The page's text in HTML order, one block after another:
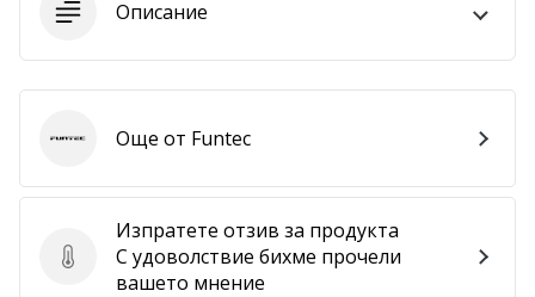
Описание
Изпратете отзив за продукта
Изпратете отзив за продукта
С удоволствие бихме прочели
вашето мнение
FuntecОще от Funtec